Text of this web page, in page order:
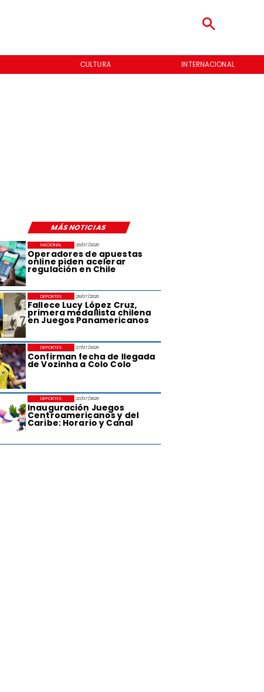
CULTURA INTERNACIONAL
MÁS NOTICIAS
29/07/2026
Operadores de apuestas
online piden acelerar
regulación en Chile
NACIONAL
28/07/2026
Fallece Lucy López Cruz,
primera medallista chilena
en Juegos Panamericanos
DEPORTES
27/07/2026
Confirman fecha de llegada
de Vozinha a Colo Colo
DEPORTES
23/07/2026
Inauguración Juegos
Centroamericanos y del
Caribe: Horario y Canal
DEPORTES